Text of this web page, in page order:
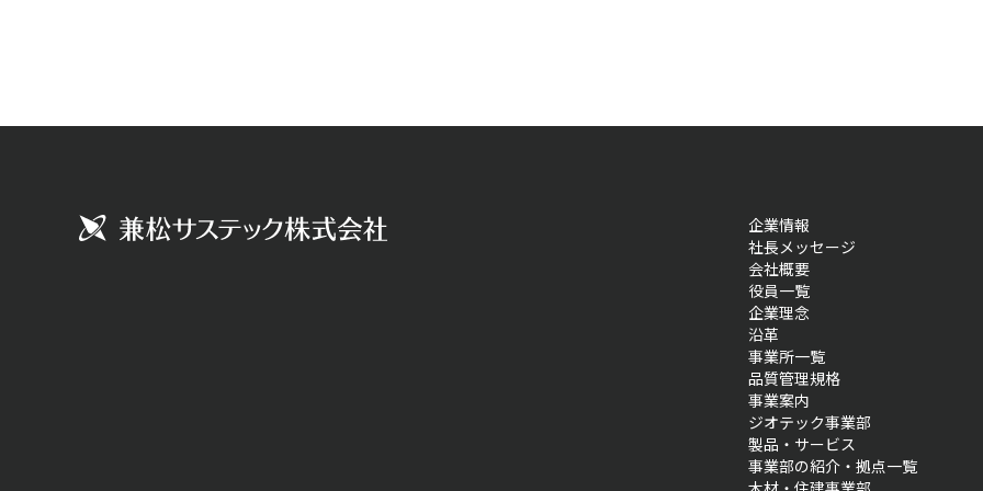
企業情報
社長メッセージ
会社概要
役員一覧
企業理念
沿革
事業所一覧
品質管理規格
事業案内
ジオテック事業部
製品・サービス
事業部の紹介・拠点一覧